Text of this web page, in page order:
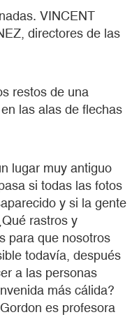
VINCENT
directores de las
restos de una
las alas de flechas
lugar muy antiguo
si todas las fotos
y si la gente
rastros y
para que nosotros
todavía, después
a las personas
más cálida?
es profesora